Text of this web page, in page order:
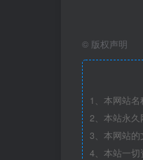
© 版权声明
1、本网站名
2、本站永久
3、本网站的
4、本站一切